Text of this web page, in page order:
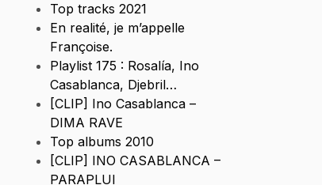
Top tracks 2021
En realité, je m’appelle
Françoise.
Playlist 175 : Rosalía, Ino
Casablanca, Djebril…
[CLIP] Ino Casablanca –
DIMA RAVE
Top albums 2010
[CLIP] INO CASABLANCA –
PARAPLUI